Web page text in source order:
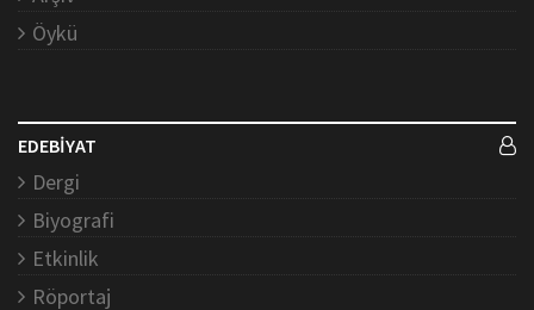
Öykü
EDEBİYAT
Dergi
Biyografi
Etkinlik
Röportaj